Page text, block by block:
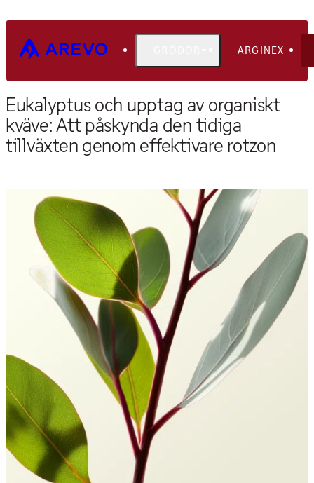
ARGINEX
Eukalyptus och upptag av organiskt
kväve: Att påskynda den tidiga
tillväxten genom effektivare rotzon